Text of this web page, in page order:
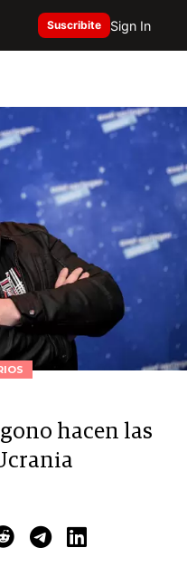
Suscribite Sign In
hacen las